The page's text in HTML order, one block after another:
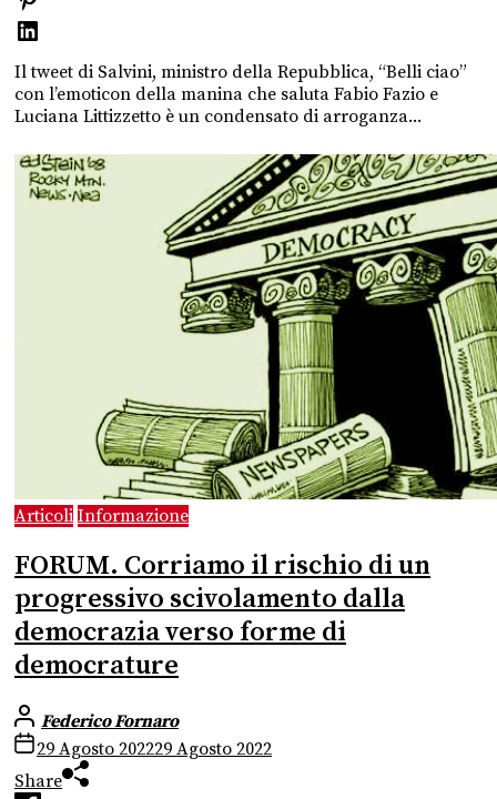
Il tweet di Salvini, ministro della Repubblica, “Belli ciao”
con l’emoticon della manina che saluta Fabio Fazio e
Luciana Littizzetto è un condensato di arroganza...
Articoli Informazione
FORUM. Corriamo il rischio di un
progressivo scivolamento dalla
democrazia verso forme di
democrature
Federico Fornaro
29 Agosto 202229 Agosto 2022
Share